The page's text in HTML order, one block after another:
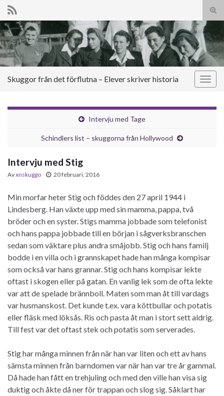
Slå
på/
Search for:
Slå
Skuggor från det förflutna – Elever skriver historia
Intervju med Tage
Schindlers list – skuggorna från Hollywood
Intervju med Stig
Avxnskuggo 20 februari, 2016
Min morfar heter Stig och föddes den 27 april 1944 i
Lindesberg. Han växte upp med sin mamma, pappa, två
bröder och en syster. Stigs mamma jobbade som telefonist
och hans pappa jobbade till en början i sågverksbranschen
sedan som väktare plus andra småjobb. Stig och hans familj
bodde i en villa och i grannskapet hade han många kompisar
som också var hans grannar. Stig och hans kompisar lekte
oftast i skogen eller på gatan. En vanlig lek som de ofta lekte
var att de spelade brännboll. Maten som man åt till vardags
var husmanskost. Det kunde t.ex. vara köttbullar och potatis
eller fläsk med löksås. Ris och pasta åt man i stort sett aldrig.
Till fest var det oftast stek och potatis som serverades.
Stig har många minnen från när han var liten och ett av hans
sämsta minnen från barndomen var när han var tre år gammal.
Då hade han fått en trehjuling och med den ville han visa sig
duktig och åkte då ner för trappan och slog sig. Såklart har